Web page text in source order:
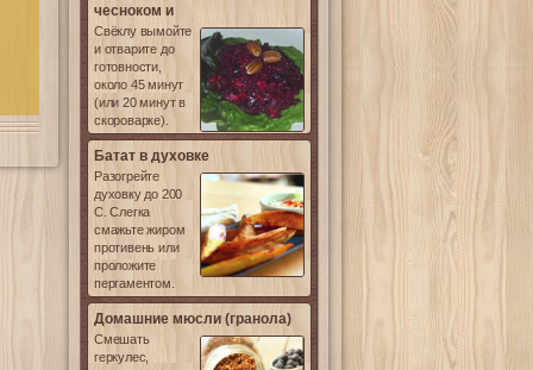
чесноком и
Свёклу вымойте
и отварите до
готовности,
около 45 минут
(или 20 минут в
скороварке).
Батат в духовке
Разогрейте
духовку до 200
С. Слегка
смажьте жиром
противень или
проложите
пергаментом.
Домашние мюсли (гранола)
Смешать
геркулес,